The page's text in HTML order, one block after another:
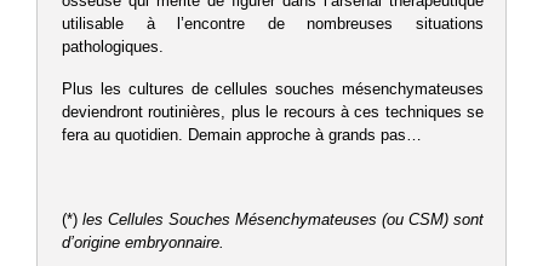
utilisable à l’encontre de nombreuses situations
pathologiques.
Plus les cultures de cellules souches mésenchymateuses
deviendront routinières, plus le recours à ces techniques se
fera au quotidien. Demain approche à grands pas…
(*) les Cellules Souches Mésenchymateuses (ou CSM) sont
d’origine embryonnaire.